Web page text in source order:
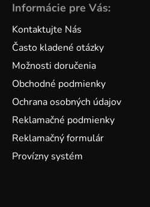
Informácie pre Vás:
Kontaktujte Nás
Často kladené otázky
Možnosti doručenia
Obchodné podmienky
Ochrana osobných údajov
Reklamačné podmienky
Reklamačný formulár
Provízny systém